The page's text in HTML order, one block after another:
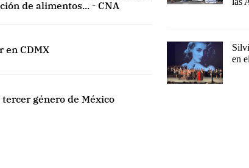
de alimentos... - CNA
en CDMX
tercer género de México
en